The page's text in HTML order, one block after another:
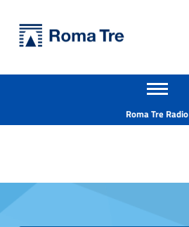
Apri il menu secondario
Roma Tre Radio